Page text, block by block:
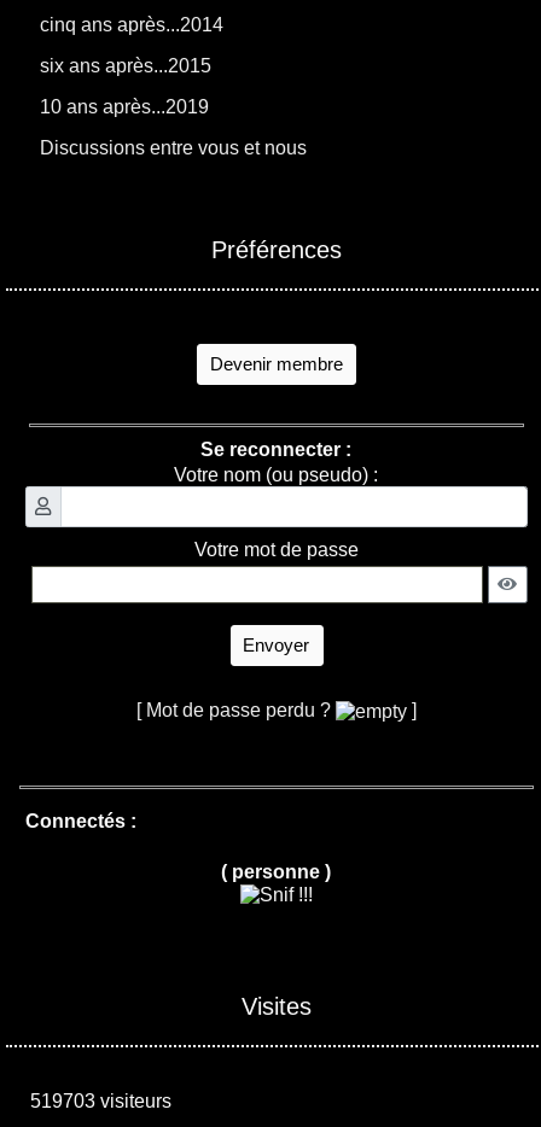
cinq ans après...2014
six ans après...2015
10 ans après...2019
Discussions entre vous et nous
Préférences
Devenir membre
Se reconnecter :
Votre nom (ou pseudo) :
Votre mot de passe
Envoyer
[ Mot de passe perdu ? ]
Connectés :
( personne )
Visites
519703 visiteurs